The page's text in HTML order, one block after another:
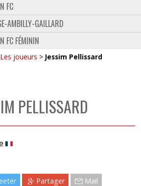
FC
AMBILLY-GAILLARD
FC FÉMININ
Les joueurs > Jessim Pellissard
PELLISSARD
Partager Mail